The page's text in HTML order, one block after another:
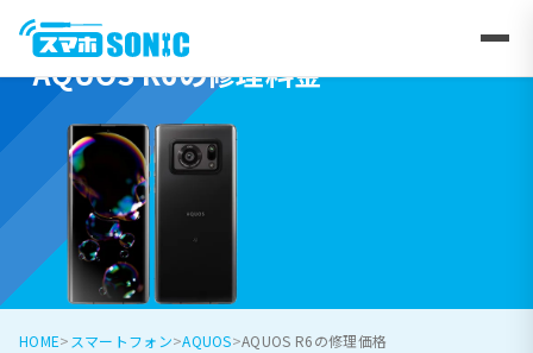
AQUOS R6の修理料金
HOME スマートフォン AQUOS AQUOS R6の修理価格